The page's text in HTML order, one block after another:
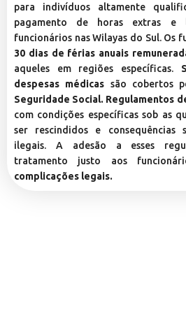
para indivíduos altamente
pagamento de horas extras e
funcionários nas Wilayas do Sul. Os
30 dias de férias anuais
aqueles em regiões específicas.
despesas médicas são cobertos
Seguridade Social. Regulamentos
com condições específicas sob as
ser rescindidos e consequências
ilegais. A adesão a esses
tratamento justo aos
complicações legais.